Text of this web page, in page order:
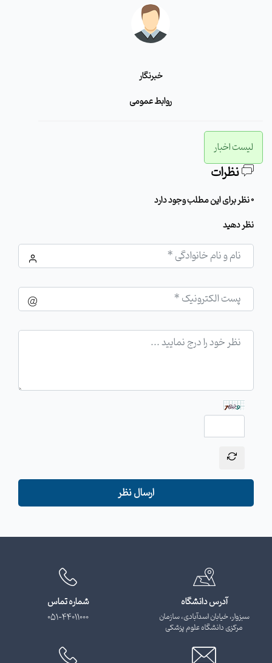
خبرنگار
روابط عمومی
لیست اخبار
نظرات
0 نظر برای این مطلب وجود دارد
نظر دهید
ارسال نظر
آدرس دانشگاه
سبزوار، خیابان اسدآبادی، سازمان
مرکزی دانشگاه علوم پزشکی
شماره تماس
051-44011000